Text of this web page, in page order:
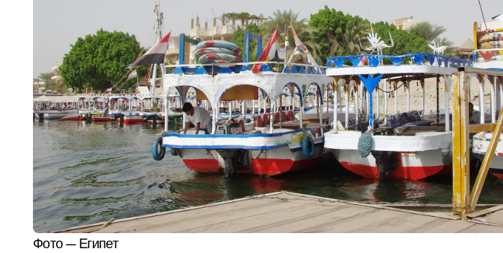
Фото — Египет